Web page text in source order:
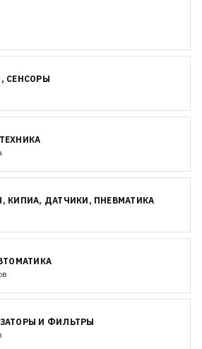
СЕНСОРЫ
КИПИА, ДАТЧИКИ, ПНЕВМАТИКА
И ФИЛЬТРЫ